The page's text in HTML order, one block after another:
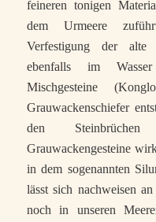
feineren tonigen
dem Urmeere
Verfestigung der alte
ebenfalls im Wasser
Mischgesteine
Grauwackenschiefer
den
Grauwackengesteine
in dem sogenannten
lässt sich nachweisen
noch in unseren